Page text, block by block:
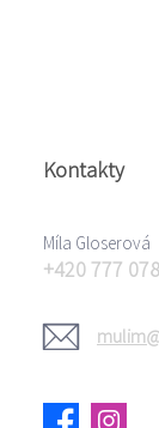
Kontakty
Míla Gloserová
+420 777